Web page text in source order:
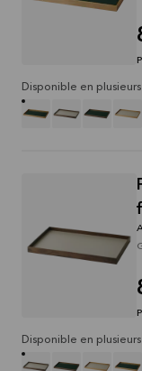
Disponible en
Disponible en